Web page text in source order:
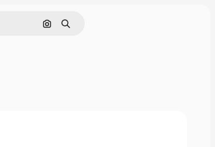
Buscar por imagen
Buscar